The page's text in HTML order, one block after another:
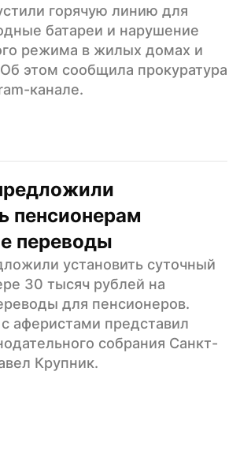
горячую линию для
батареи и нарушение
режима в жилых домах и
этом сообщила прокуратура
канале.
пенсионерам
переводы
установить суточный
30 тысяч рублей на
для пенсионеров.
аферистами представил
собрания Санкт-
Крупник.